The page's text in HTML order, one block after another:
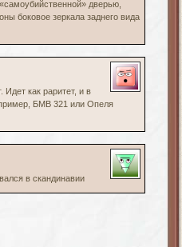
дверью,
боковое зеркала заднего вида
как раритет, и в
БМВ 321 или Опеля
в скандинавии